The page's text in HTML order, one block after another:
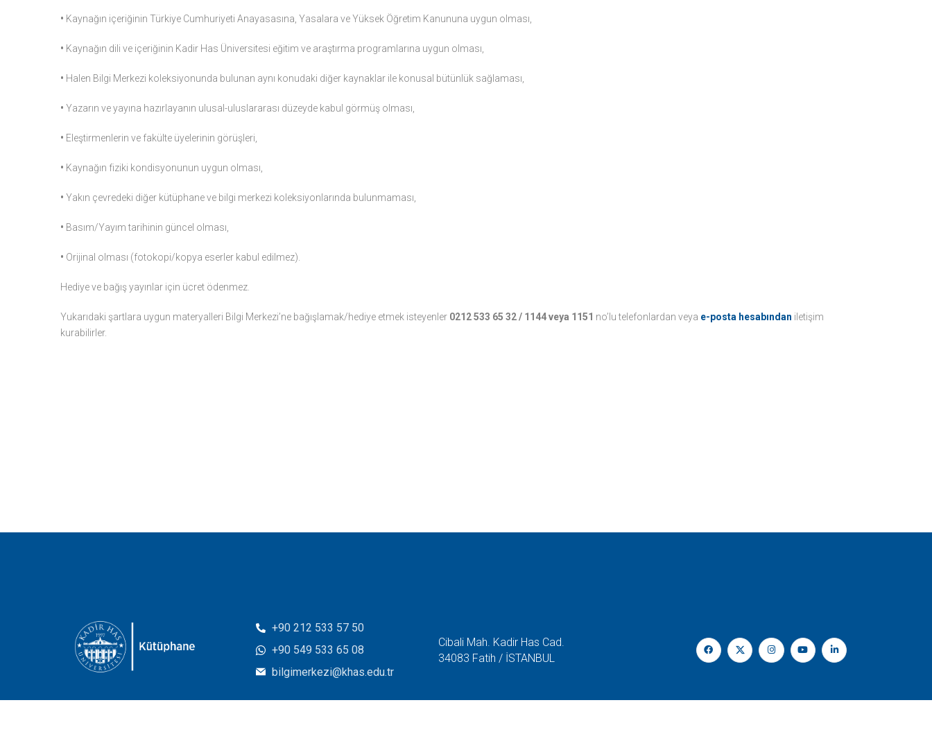
• Kaynağın içeriğinin Türkiye Cumhuriyeti Anayasasına, Yasalara ve Yüksek Öğretim Kanununa uygun olması,
• Kaynağın dili ve içeriğinin Kadir Has Üniversitesi eğitim ve araştırma programlarına uygun olması,
• Halen Bilgi Merkezi koleksiyonunda bulunan aynı konudaki diğer kaynaklar ile konusal bütünlük sağlaması,
• Yazarın ve yayına hazırlayanın ulusal-uluslararası düzeyde kabul görmüş olması,
• Eleştirmenlerin ve fakülte üyelerinin görüşleri,
• Kaynağın fiziki kondisyonunun uygun olması,
• Yakın çevredeki diğer kütüphane ve bilgi merkezi koleksiyonlarında bulunmaması,
• Basım/Yayım tarihinin güncel olması,
• Orijinal olması (fotokopi/kopya eserler kabul edilmez).
Hediye ve bağış yayınlar için ücret ödenmez.
Yukarıdaki şartlara uygun materyalleri Bilgi Merkezi’ne bağışlamak/hediye etmek isteyenler 0212 533 65 32 / 1144 veya 1151 no’lu telefonlardan veya e-posta hesabından iletişim
kurabilirler.
+90 212 533 57 50
+90 549 533 65 08
bilgimerkezi@khas.edu.tr
Cibali Mah. Kadir Has Cad.
34083 Fatih / İSTANBUL